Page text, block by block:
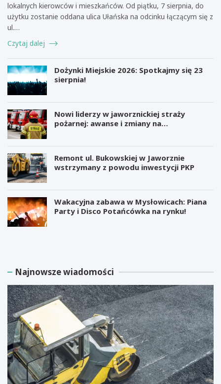
lokalnych kierowców i mieszkańców. Od piątku, 7 sierpnia, do
użytku zostanie oddana ulica Ułańska na odcinku łączącym się z
ul.…
Czytaj dalej
Dożynki Miejskie 2026: Spotkajmy się 23
sierpnia!
Nowi liderzy w jaworznickiej straży
pożarnej: awanse i zmiany na
Remont ul. Bukowskiej w Jaworznie
wstrzymany z powodu inwestycji PKP
Wakacyjna zabawa w Mysłowicach: Piana
Party i Disco Potańcówka na rynku!
M
r
e
r
E
l
o
n
M
u
s
k
B
a
n
e
w
a
r
s
z
t
a
t
Najnowsze wiadomości